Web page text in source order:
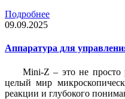
Подробнее
09.09.2025
Аппаратура для
Mini-Z – это не просто
целый мир
реакции и глубокого